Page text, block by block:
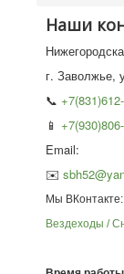
Наши
г. Заволжье,
📞
📱
Email:
✉️
Мы ВКонтакте:
Вездеходы /